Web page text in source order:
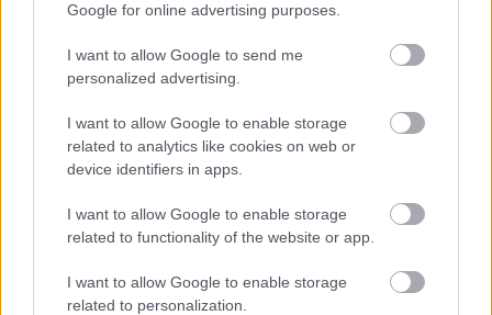
Google for online advertising purposes.
I want to allow Google to send me
personalized advertising.
I want to allow Google to enable storage
related to analytics like cookies on web or
device identifiers in apps.
I want to allow Google to enable storage
related to functionality of the website or app.
I want to allow Google to enable storage
related to personalization.